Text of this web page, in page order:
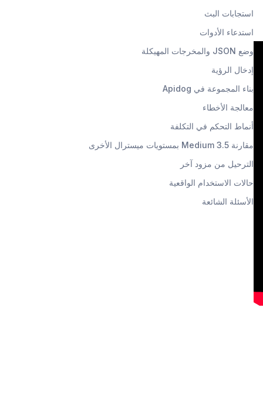
استجابات البث
استدعاء الأدوات
وضع JSON والمخرجات المهيكلة
إدخال الرؤية
بناء المجموعة في Apidog
معالجة الأخطاء
أنماط التحكم في التكلفة
مقارنة Medium 3.5 بمستويات ميسترال الأخرى
الترحيل من مزود آخر
حالات الاستخدام الواقعية
الأسئلة الشائعة